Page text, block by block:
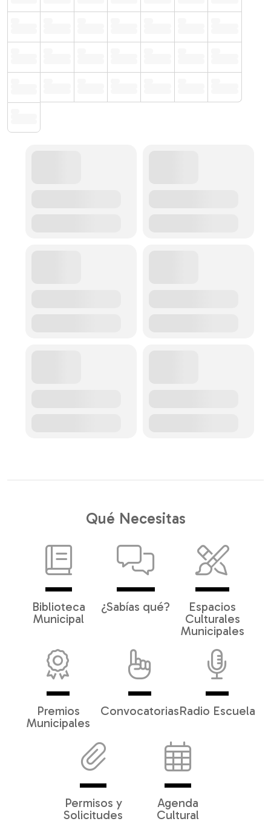
Qué Necesitas
Biblioteca
Municipal
¿Sabías qué?
Espacios
Culturales
Municipales
Premios
Municipales
ConvocatoriasRadio Escuela
Permisos y
Solicitudes
Agenda
Cultural